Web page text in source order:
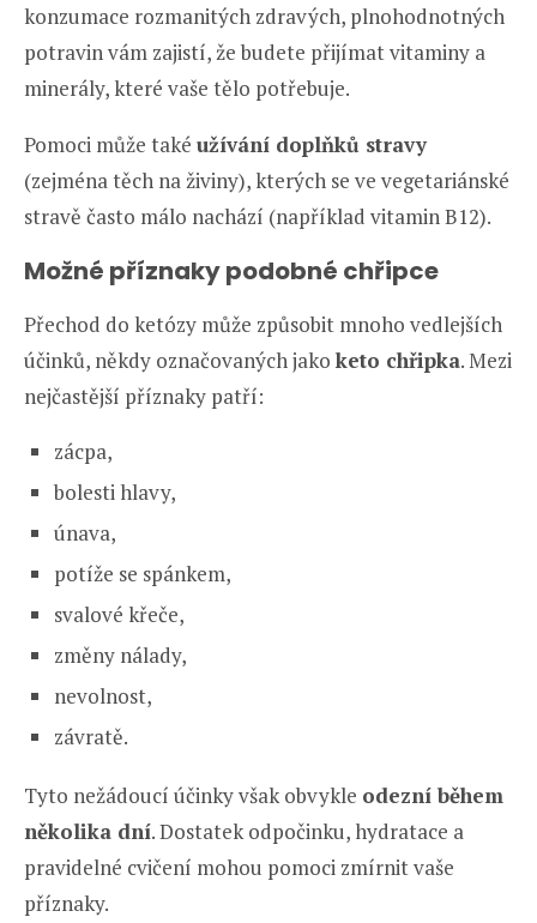
konzumace rozmanitých zdravých, plnohodnotných
potravin vám zajistí, že budete přijímat vitaminy a
minerály, které vaše tělo potřebuje.
Pomoci může také užívání doplňků stravy
(zejména těch na živiny), kterých se ve vegetariánské
stravě často málo nachází (například vitamin B12).
Možné příznaky podobné chřipce
Přechod do ketózy může způsobit mnoho vedlejších
účinků, někdy označovaných jako keto chřipka. Mezi
nejčastější příznaky patří:
zácpa,
bolesti hlavy,
únava,
potíže se spánkem,
svalové křeče,
změny nálady,
nevolnost,
závratě.
Tyto nežádoucí účinky však obvykle odezní během
několika dní. Dostatek odpočinku, hydratace a
pravidelné cvičení mohou pomoci zmírnit vaše
příznaky.